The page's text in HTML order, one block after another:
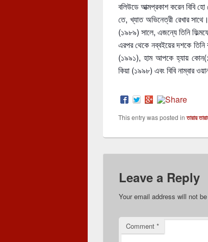
বলিউডে আত্মপ্রকাশ করেন বিবি
তে, খ্যাত অভিনেত্রী রেখার
(১৯৮৯) সালে, এজন্যে তিনি
এরপর থেকে নব্বইয়ের দশকে তিনি
(১৯৯১), হাম আপকে হ্যায়
কিয়া (১৯৯৮) এবং বিবি নাম্বার
This entry was posted inতারায়
Leave a Reply
Your email address will not
Comment *